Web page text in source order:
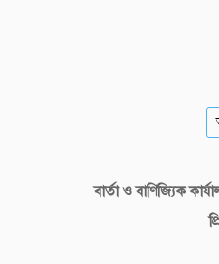
বার্তা ও বাণিজ্যিক